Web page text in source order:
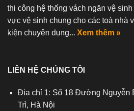
thi công hệ thống vách ngăn vệ
vực vệ sinh chung cho các toà nhà
kiện chuyên dụng... Xem thêm »
LIÊN HỆ CHÚNG TÔI
Địa chỉ 1: Số 18 Đường Nguyễn
Trì, Hà Nội